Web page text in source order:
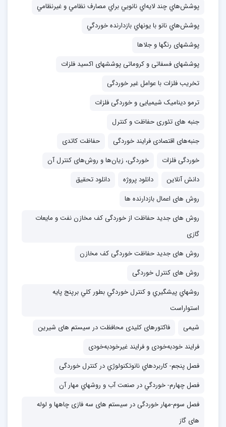
پوشش‌هاي چند لايه‌اي نانويي براي مصارف نظامي و غيرنظامي
پوشش‌هاي نانو با يونهاي بازدارنده خوردگي
پوششهای رنگها و جلاها
پوششهای فسفاتی و کروماتی پوششهای اکسید فلزات
تخریب فلزات با عوامل غیر خوردگی
ترمو دینامیک شیمیایی و خوردگی فلزات
جنبه های تئوری حفاظت و کنترل
جنبه‌های اقتصادی فرایند خوردگی
حفاظت کاتدی
خوردگی فلزات
خوردگی، زيان‌ها و روش‌های كنترل آن
دانش آنلاین
دانلود پروژه
دانلود تحقیق
روش های اعمال بازدارنده ها
روش های جدید حفاظت از خوردگی کف مخازن نفت و مایعات
گازی
روش های جدید حفاظت خوردگی کف مخازن
روش های کنترل خوردگی
روشهاي پيشگيري و كنترل خوردگي بطور كلي برپنج پايه
استواراست
شیمی
فاکتورهای کلیدی محافظت در سیستم های شیرین
فرایند خودبه‌خودی و فرایند غیرخودبه‌خودی
فصل پنجم- کاربردهاي نانوتکنولوژي در کنترل خوردگی
فصل چهارم- خوردگي در صنعت آب و روشهاي مهار آن
فصل سوم-مهار خوردگی در سیستم های سه فازی چاهها و لوله
های گاز